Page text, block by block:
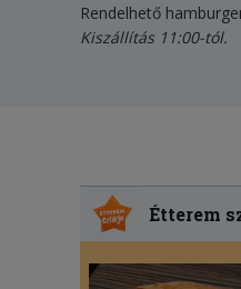
Rendelhető
Kiszállítás 11:00-tól.
Étterem